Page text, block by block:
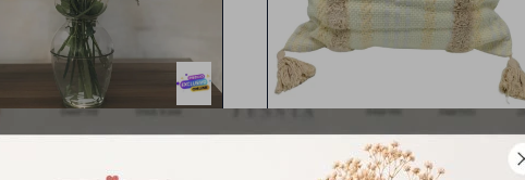
Almohadones con Decorado en
Colores - Beige